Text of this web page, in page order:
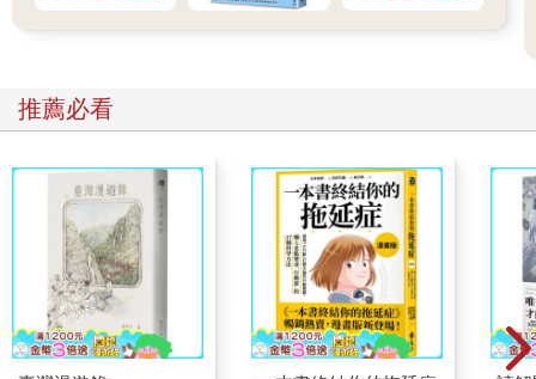
人」，意思是「見者」）。所謂瑞悉，不單是一位已經開悟了的
大師，更是能夠領受天啟智慧的導體。他既是一位已經證得解脫
而得出來的推論，是由內在證悟得來的直覺智慧。雖然不是由理
就是瑞悉。如此一位瑞悉，是人中之至尊，被奉為絕對無上的權
威。這種權威被視為是本來如此、當然如此。他們所說的話本身
就是真理，毋庸、也無法證明，是不證而自證的，是可以用來引
證別的學問是否成立（譯按，這並非宗教式的信仰，而是一種心
靈取向，請每位行者自行決定取捨）。
幾百年來，為瑜伽之道著書立說的人士中，比較有名望的大概只
有十二人左右，而其中又只有帕坦迦利和威亞薩才被公認為具有
推薦必看